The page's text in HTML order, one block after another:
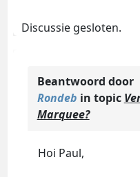
Discussie gesloten.
Beantwoord door
Rondeb in topic
Marquee?
Hoi Paul,